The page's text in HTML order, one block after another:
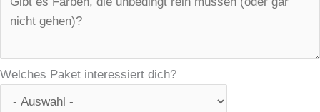
Welches Paket interessiert dich?